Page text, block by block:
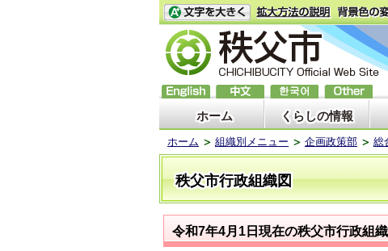
ホーム くらしの情報
ホーム 組織別メニュー 企画政策部 総
秩父市行政組織図
令和7年4月1日現在の秩父市行政組織